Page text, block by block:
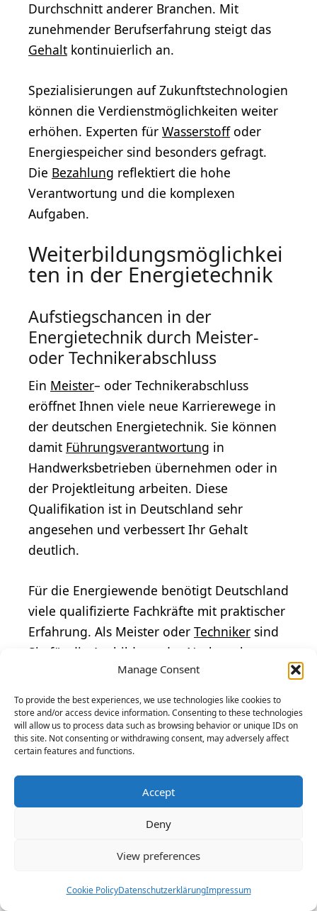
Manage Consent
To provide the best experiences, we use technologies like cookies to
store and/or access device information. Consenting to these technologies
will allow us to process data such as browsing behavior or unique IDs on
this site. Not consenting or withdrawing consent, may adversely affect
certain features and functions.
Accept
Deny
View preferences
Cookie PolicyDatenschutzerklärungImpressum
Durchschnitt anderer Branchen. Mit
zunehmender Berufserfahrung steigt das
Gehalt kontinuierlich an.
Spezialisierungen auf Zukunftstechnologien
können die Verdienstmöglichkeiten weiter
erhöhen. Experten für Wasserstoffoder
Energiespeicher sind besonders gefragt.
Die Bezahlung reflektiert die hohe
Verantwortung und die komplexen
Aufgaben.
Weiterbildungsmöglichkei
ten in der Energietechnik
Aufstiegschancen in der
Energietechnik durch Meister-
oder Technikerabschluss
Ein Meister– oder Technikerabschluss
eröffnet Ihnen viele neue Karrierewege in
der deutschen Energietechnik. Sie können
damit Führungsverantwortung in
Handwerksbetrieben übernehmen oder in
der Projektleitung arbeiten. Diese
Qualifikation ist in Deutschland sehr
angesehen und verbessert Ihr Gehalt
deutlich.
Für die Energiewende benötigt Deutschland
viele qualifizierte Fachkräfte mit praktischer
Erfahrung. Als Meister oder Techniker sind
Sie für die Ausbildung des Nachwuchses
verantwortlich. Sie planen und überwachen
komplexe Anlagen für erneuerbare
Energien.
Die Weiterbildung zum Meister oder
Techniker dauert in der Regel zwei Jahre in
Teilzeit. Sie schließen mit einer staatlichen
Bundesländer bieten finanzielle Förderung